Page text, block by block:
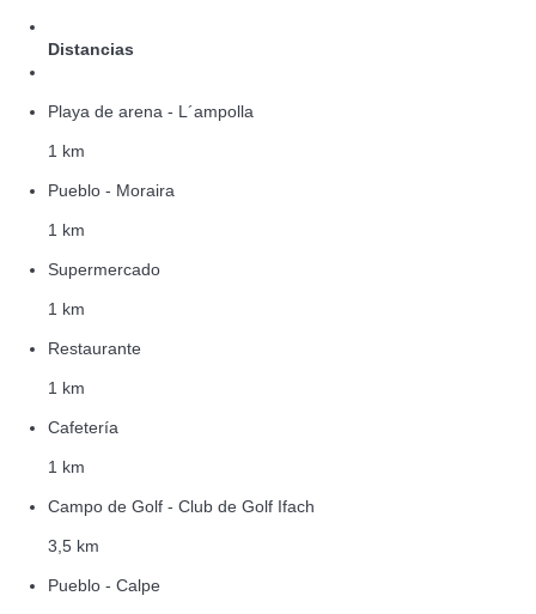
Distancias
Playa de arena - L´ampolla
1 km
Pueblo - Moraira
1 km
Supermercado
1 km
Restaurante
1 km
Cafetería
1 km
Campo de Golf - Club de Golf Ifach
3,5 km
Pueblo - Calpe